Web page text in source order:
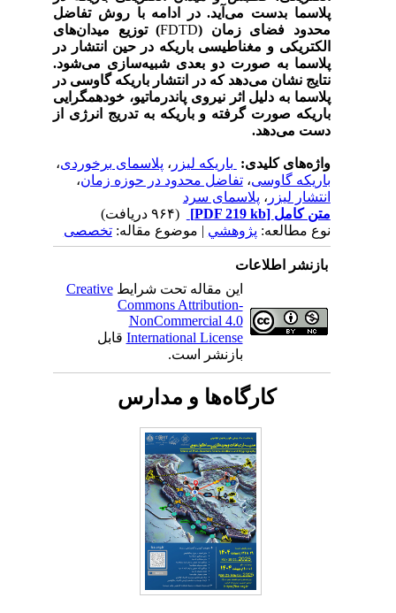
پلاسما بدست می‌آید. در ادامه با روش تفاضل
محدود فضای زمان (
FDTD) توزیع میدان‌های
الکتریکی و مغناطیسی باریکه در حین انتشار در
پلاسما به صورت دو بعدی شبیه‌سازی می‌شود.
نتایج نشان می‌دهد که در انتشار باریکه گاوسی در
پلاسما به دلیل اثر نیروی پاندرماتیو، خودهمگرایی
باریکه صورت گرفته و باریکه به تدریج انرژی از
دست می‌دهد.
واژه‌های کلیدی:باریکه لیزر ، پلاسمای برخوردی،
باریکه گاوسی،تفاضل محدود در حوزه زمان،
انتشار لیزر ، پلاسمای سرد
متن کامل[PDF 219 kb]
نوع مطالعه:پژوهشي| موضوع مقاله:تخصصی
بازنشر اطلاعات
این مقاله تحت شرایطCreative
Commons Attribution-
NonCommercial 4.0
International Licenseقابل
بازنشر است.
کارگاه‌ها و مدارس